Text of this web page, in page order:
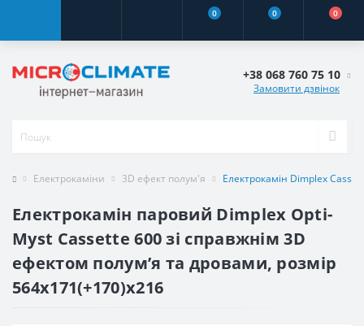
0 0 0
+38 068 760 75 10
Замовити дзвінок
Електрокаміни 3D ефект полум'я Електрокамін Dimplex
Електрокамін паровий Dimplex Opti-
Myst Cassette 600 зі справжнім 3D
ефектом полумʼя та дровами, розмір
564x171(+170)x216